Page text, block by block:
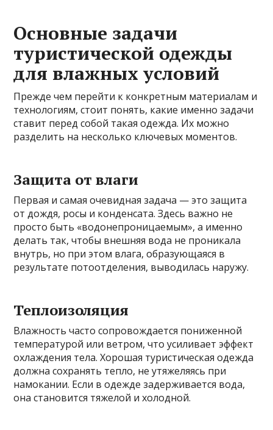
Основные задачи
туристической одежды
для влажных условий
Прежде чем перейти к конкретным материалам и
технологиям, стоит понять, какие именно задачи
ставит перед собой такая одежда. Их можно
разделить на несколько ключевых моментов.
Защита от влаги
Первая и самая очевидная задача — это защита
от дождя, росы и конденсата. Здесь важно не
просто быть «водонепроницаемым», а именно
делать так, чтобы внешняя вода не проникала
внутрь, но при этом влага, образующаяся в
результате потоотделения, выводилась наружу.
Теплоизоляция
Влажность часто сопровождается пониженной
температурой или ветром, что усиливает эффект
охлаждения тела. Хорошая туристическая одежда
должна сохранять тепло, не утяжеляясь при
намокании. Если в одежде задерживается вода,
она становится тяжелой и холодной.